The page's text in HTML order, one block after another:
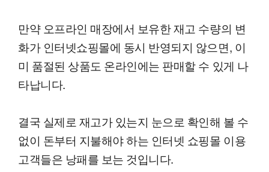
만약 오프라인 매장에서 보유한 재고 수량의 변
화가 인터넷쇼핑몰에 동시 반영되지 않으면, 이
미 품절된 상품도 온라인에는 판매할 수 있게 나
타납니다.
결국 실제로 재고가 있는지 눈으로 확인해 볼 수
없이 돈부터 지불해야 하는 인터넷 쇼핑몰 이용
고객들은 낭패를 보는 것입니다.